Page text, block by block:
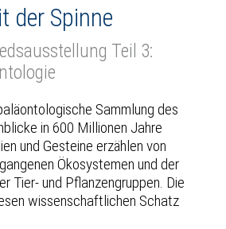
der Spinne
Teil 3:
Sammlung des
in 600 Millionen Jahre
und Gesteine erzählen von
Ökosystemen und der
Tier- und Pflanzengruppen. Die
wissenschaftlichen Schatz